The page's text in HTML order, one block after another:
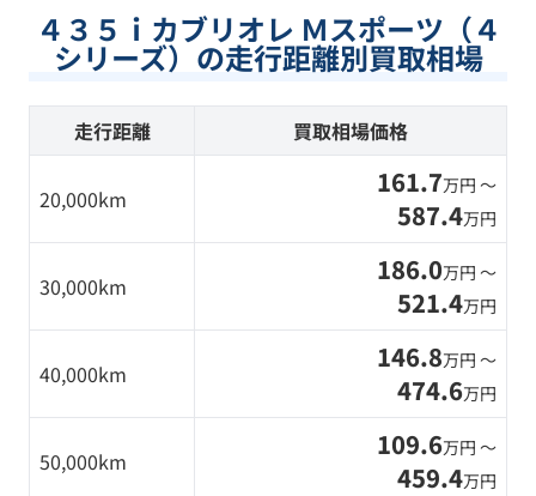
４３５ｉカブリオレ Ｍスポーツ（４
シリーズ）の走行距離別買取相場
走行距離 買取相場価格
20,000km 161.7万円 〜
587.4万円
30,000km 186.0万円 〜
521.4万円
40,000km 146.8万円 〜
474.6万円
50,000km 109.6万円 〜
459.4万円